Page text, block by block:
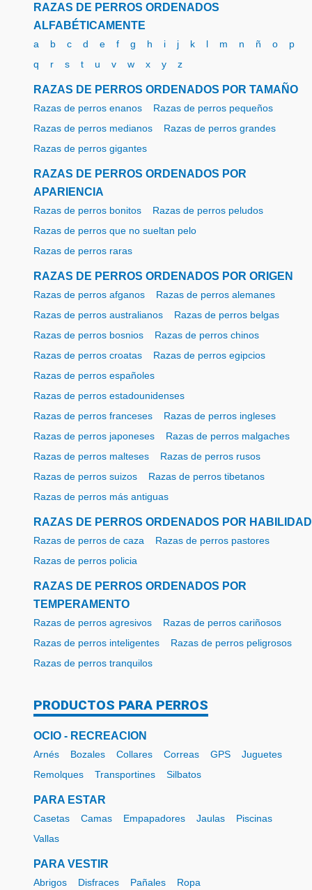
RAZAS DE PERROS ORDENADOS
ALFABÉTICAMENTE
a b c d e f g h i j k l m n ñ o
p
q
r s t u v w x y z
RAZAS DE PERROS ORDENADOS POR TAMAÑO
Razas de perros enanos
Razas de perros pequeños
Razas de perros medianos
Razas de perros grandes
Razas de perros gigantes
RAZAS DE PERROS ORDENADOS POR
APARIENCIA
Razas de perros bonitos
Razas de perros peludos
Razas de perros que no sueltan pelo
Razas de perros raras
RAZAS DE PERROS ORDENADOS POR ORIGEN
Razas de perros afganos
Razas de perros alemanes
Razas de perros australianos
Razas de perros belgas
Razas de perros bosnios
Razas de perros chinos
Razas de perros croatas
Razas de perros egipcios
Razas de perros españoles
Razas de perros estadounidenses
Razas de perros franceses
Razas de perros ingleses
Razas de perros japoneses
Razas de perros malgaches
Razas de perros malteses
Razas de perros rusos
Razas de perros suizos
Razas de perros tibetanos
Razas de perros más antiguas
RAZAS DE PERROS ORDENADOS POR HABILIDAD
Razas de perros de caza
Razas de perros pastores
Razas de perros policia
RAZAS DE PERROS ORDENADOS POR
TEMPERAMENTO
Razas de perros agresivos
Razas de perros cariñosos
Razas de perros inteligentes
Razas de perros peligrosos
Razas de perros tranquilos
PRODUCTOS PARA PERROS
OCIO - RECREACION
Arnés Bozales Collares Correas GPS
Juguetes
Remolques
Transportines Silbatos
PARA ESTAR
Casetas Camas Empapadores Jaulas
Piscinas
Vallas
PARA VESTIR
Abrigos Disfraces Pañales Ropa